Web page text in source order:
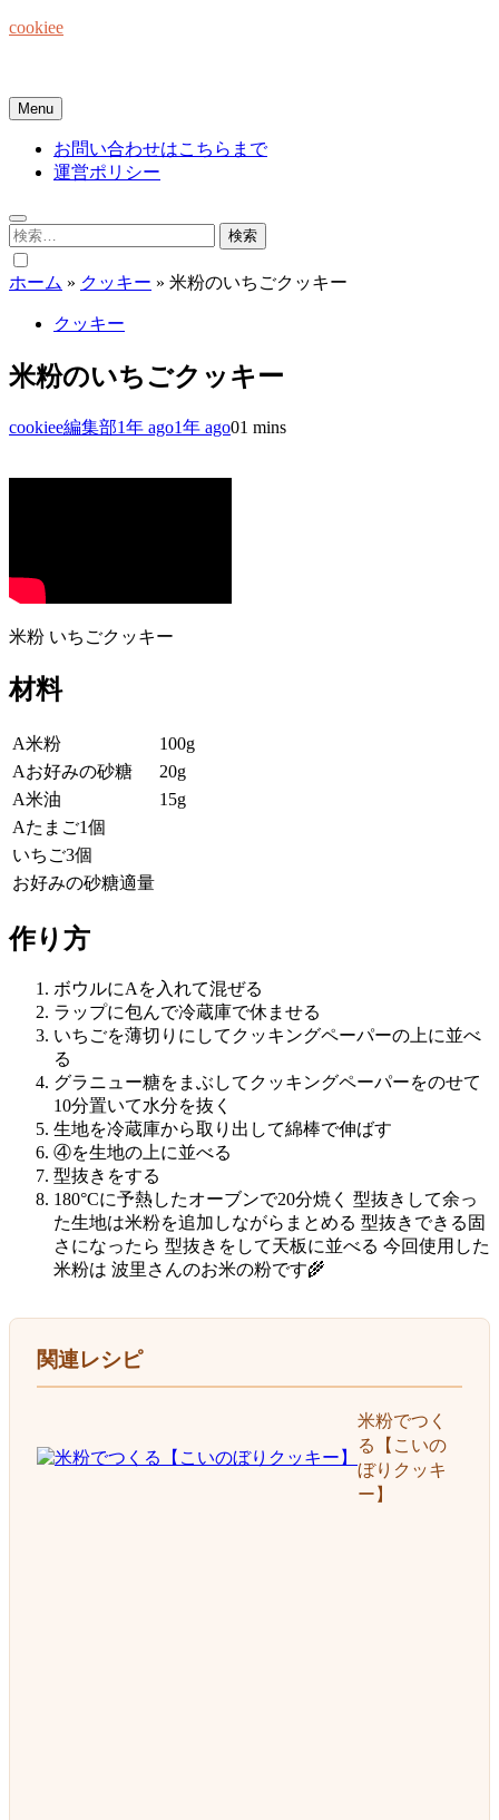
Skip
cookiee
Menu
お問い合わせはこちらまで
運営ポリシー
検
索:
ホーム » クッキー » 米粉のいちごクッキー
クッキー
米粉のいちごクッキー
cookiee編集部1年 ago1年 ago01 mins
米粉 いちごクッキー
材料
A米粉
100g
Aお好みの砂糖
20g
A米油
15g
Aたまご1個
いちご3個
お好みの砂糖適量
作り方
ボウルにAを入れて混ぜる
ラップに包んで冷蔵庫で休ませる
いちごを薄切りにしてクッキングペーパーの上に並べ
る
グラニュー糖をまぶしてクッキングペーパーをのせて
10分置いて水分を抜く
生地を冷蔵庫から取り出して綿棒で伸ばす
④を生地の上に並べる
型抜きをする
180°Cに予熱したオーブンで20分焼く 型抜きして余っ
た生地は米粉を追加しながらまとめる 型抜きできる固
さになったら 型抜きをして天板に並べる 今回使用した
米粉は 波里さんのお米の粉です🌾
関連レシピ
米粉でつく
る【こいの
ぼりクッキ
ー】